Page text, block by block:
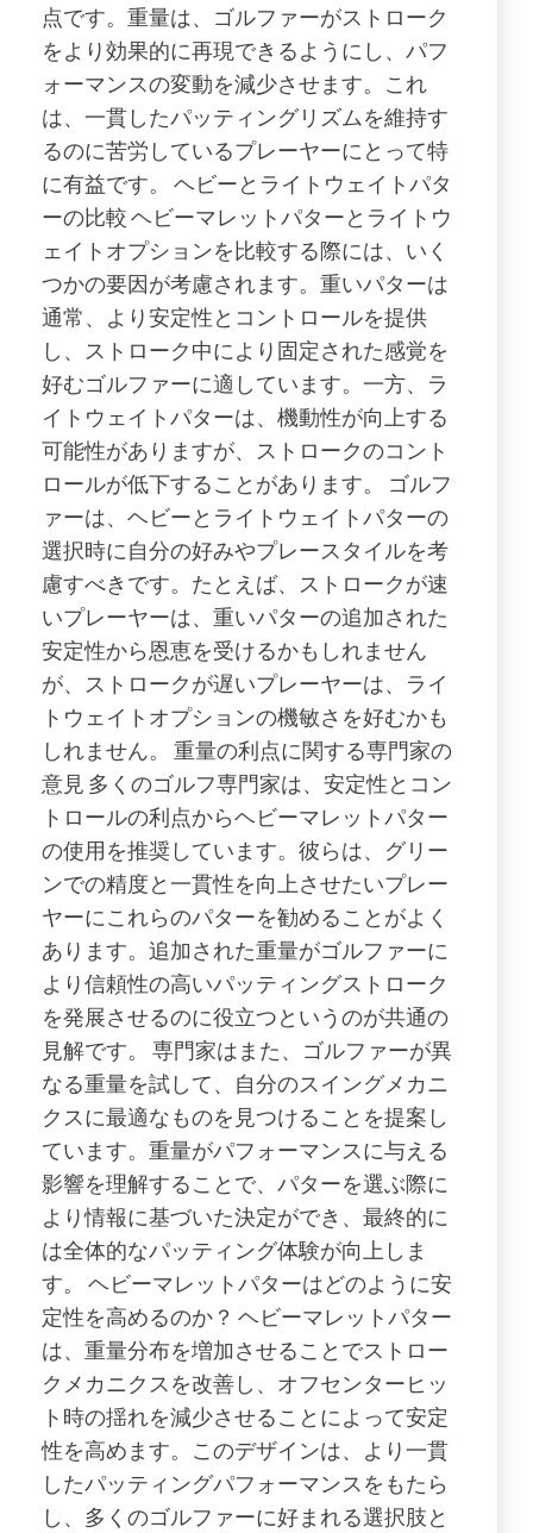
点です。重量は、ゴルファーがストローク
をより効果的に再現できるようにし、パフ
ォーマンスの変動を減少させます。これ
は、一貫したパッティングリズムを維持す
るのに苦労しているプレーヤーにとって特
に有益です。 ヘビーとライトウェイトパタ
ーの比較 ヘビーマレットパターとライトウ
ェイトオプションを比較する際には、いく
つかの要因が考慮されます。重いパターは
通常、より安定性とコントロールを提供
し、ストローク中により固定された感覚を
好むゴルファーに適しています。一方、ラ
イトウェイトパターは、機動性が向上する
可能性がありますが、ストロークのコント
ロールが低下することがあります。 ゴルフ
ァーは、ヘビーとライトウェイトパターの
選択時に自分の好みやプレースタイルを考
慮すべきです。たとえば、ストロークが速
いプレーヤーは、重いパターの追加された
安定性から恩恵を受けるかもしれません
が、ストロークが遅いプレーヤーは、ライ
トウェイトオプションの機敏さを好むかも
しれません。 重量の利点に関する専門家の
意見 多くのゴルフ専門家は、安定性とコン
トロールの利点からヘビーマレットパター
の使用を推奨しています。彼らは、グリー
ンでの精度と一貫性を向上させたいプレー
ヤーにこれらのパターを勧めることがよく
あります。追加された重量がゴルファーに
より信頼性の高いパッティングストローク
を発展させるのに役立つというのが共通の
見解です。 専門家はまた、ゴルファーが異
なる重量を試して、自分のスイングメカニ
クスに最適なものを見つけることを提案し
ています。重量がパフォーマンスに与える
影響を理解することで、パターを選ぶ際に
より情報に基づいた決定ができ、最終的に
は全体的なパッティング体験が向上しま
す。 ヘビーマレットパターはどのように安
定性を高めるのか？ ヘビーマレットパター
は、重量分布を増加させることでストロー
クメカニクスを改善し、オフセンターヒッ
ト時の揺れを減少させることによって安定
性を高めます。このデザインは、より一貫
したパッティングパフォーマンスをもたら
し、多くのゴルファーに好まれる選択肢と